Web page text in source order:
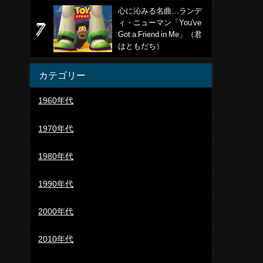
心に沁みる名曲…ランデ
ィ・ニューマン「You've
Got a Friend in Me」（君
はともだち）
カテゴリー
1960年代
1970年代
1980年代
1990年代
2000年代
2010年代